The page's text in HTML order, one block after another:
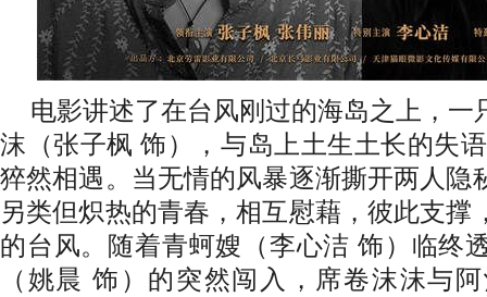
电影讲述了在台风刚过的海岛之上，一
沫（张子枫 饰），与岛上土生土长的失
猝然相遇。当无情的风暴逐渐撕开两人隐
另类但炽热的青春，相互慰藉，彼此支撑
的台风。随着青蚵嫂（李心洁 饰）临终
（姚晨 饰）的突然闯入，席卷沫沫与